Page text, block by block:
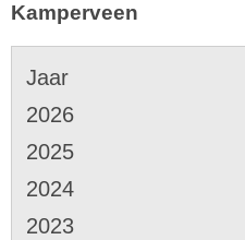
Kamperveen
Jaar
2026
2025
2024
2023